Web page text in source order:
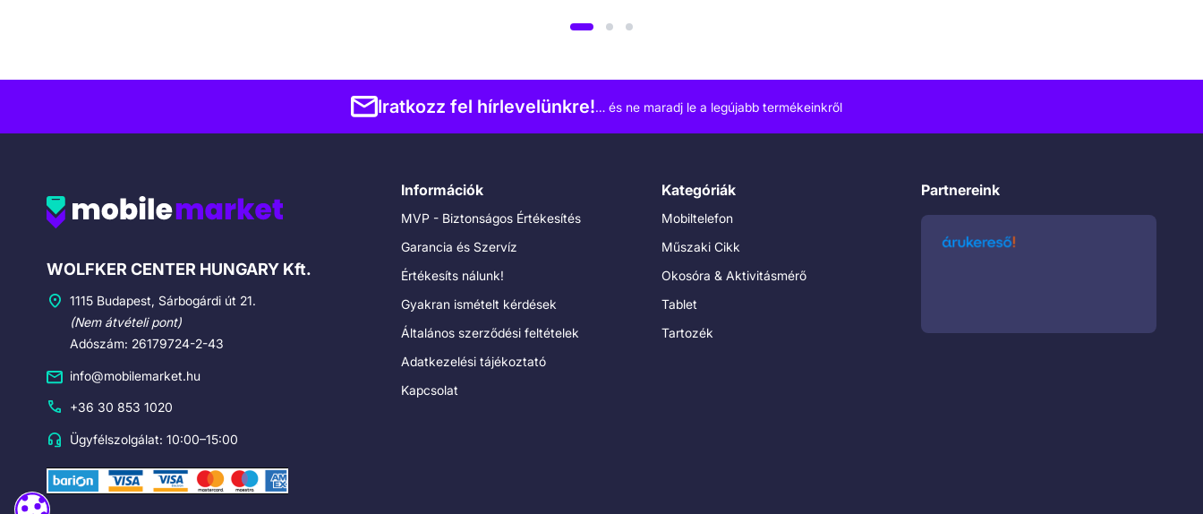
Iratkozz fel hírlevelünkre!… és ne maradj le a legújabb termékeinkről
Cégadatok
WOLFKER CENTER HUNGARY Kft.
1115 Budapest, Sárbogárdi út 21.
(Nem átvételi pont)
Adószám: 26179724-2-43
info@mobilemarket.hu
+36 30 853 1020
Ügyfélszolgálat: 10:00–15:00
Információk
MVP - Biztonságos Értékesítés
Garancia és Szervíz
Értékesíts nálunk!
Gyakran ismételt kérdések
Általános szerződési feltételek
Adatkezelési tájékoztató
Kapcsolat
Kategóriák
Mobiltelefon
Műszaki Cikk
Okosóra & Aktivitásmérő
Tablet
Tartozék
Partnereink